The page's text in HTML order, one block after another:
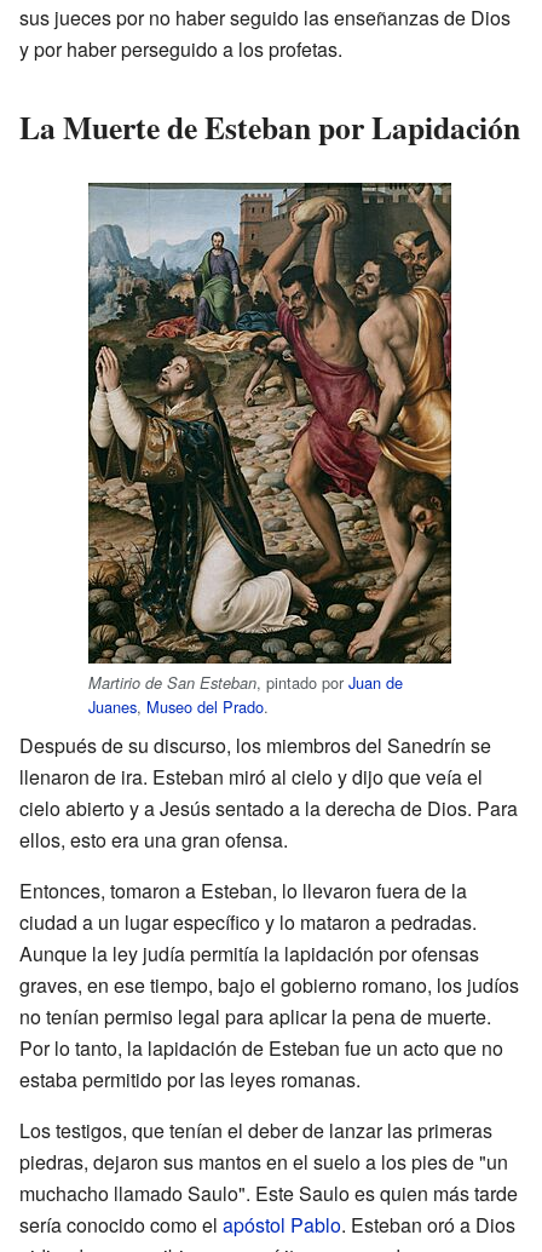
sus jueces por no haber seguido las enseñanzas de Dios
y por haber perseguido a los profetas.
La Muerte de Esteban por Lapidación
Martirio de San Esteban, pintado por Juan de
Juanes, Museo del Prado.
Después de su discurso, los miembros del Sanedrín se
llenaron de ira. Esteban miró al cielo y dijo que veía el
cielo abierto y a Jesús sentado a la derecha de Dios. Para
ellos, esto era una gran ofensa.
Entonces, tomaron a Esteban, lo llevaron fuera de la
ciudad a un lugar específico y lo mataron a pedradas.
Aunque la ley judía permitía la lapidación por ofensas
graves, en ese tiempo, bajo el gobierno romano, los judíos
no tenían permiso legal para aplicar la pena de muerte.
Por lo tanto, la lapidación de Esteban fue un acto que no
estaba permitido por las leyes romanas.
Los testigos, que tenían el deber de lanzar las primeras
piedras, dejaron sus mantos en el suelo a los pies de "un
muchacho llamado Saulo". Este Saulo es quien más tarde
sería conocido como el apóstol Pablo. Esteban oró a Dios